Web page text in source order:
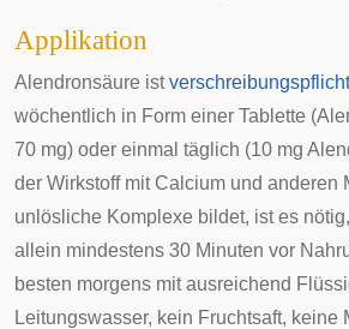
Applikation
Alendronsäure ist
wöchentlich in Form einer Tablette
70 mg) oder einmal täglich (10 mg
der Wirkstoff mit Calcium und anderen
unlösliche Komplexe bildet, ist es
allein mindestens 30 Minuten vor
besten morgens mit ausreichend
Leitungswasser, kein Fruchtsaft, keine